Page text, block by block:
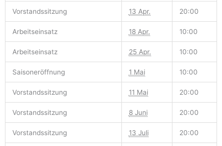
Vorstandssitzung 13 Apr. 20:00
Arbeitseinsatz 18 Apr. 10:00
Arbeitseinsatz 25 Apr. 10:00
Saisoneröffnung 1 Mai 10:00
Vorstandssitzung 11 Mai 20:00
Vorstandssitzung 8 Juni 20:00
Vorstandssitzung 13 Juli 20:00